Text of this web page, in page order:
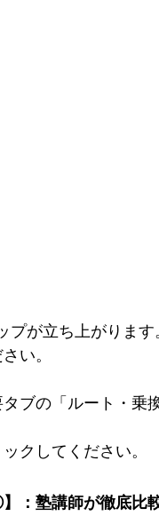
が立ち上がります
い。
ブの「ルート・乗
クしてください。
：塾講師が徹底比較